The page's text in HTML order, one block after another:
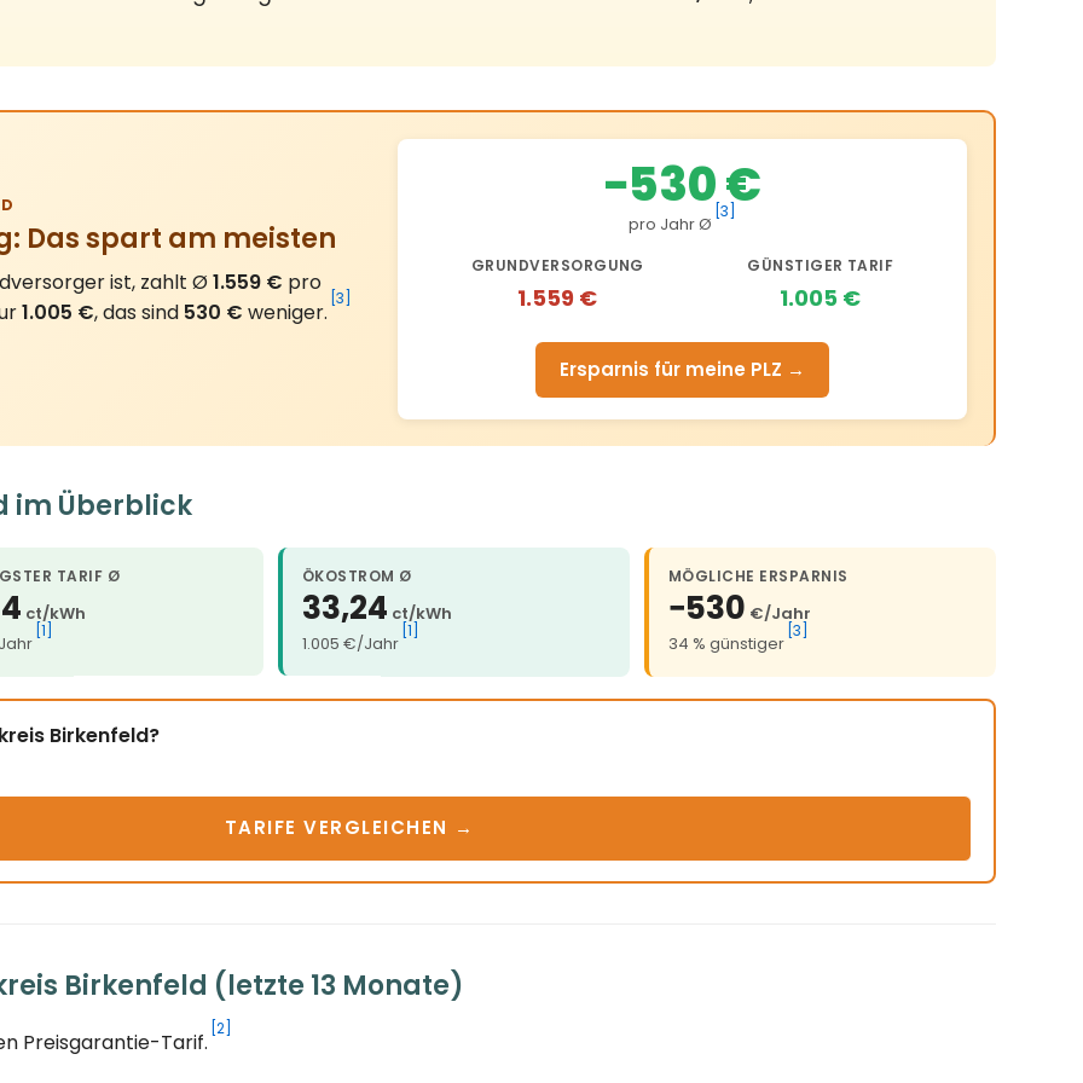
Das spart am meisten
ist, zahlt Ø1.559 € pro
1.005 €, das sind 530 € weniger. [3]
−530 €
pro Jahr Ø
[3]
GRUNDVERSORGUNG
1.559 €
GÜNSTIGER TARIF
1.005 €
Ersparnis für meine PLZ →
im Überblick
TARIF Ø
ct/kWh
[1]
ÖKOSTROM Ø
33,24 ct/kWh
1.005 €/Jahr
[1]
MÖGLICHE ERSPARNIS
−530 €/Jahr
34 % günstiger
[3]
Birkenfeld?
TARIFE VERGLEICHEN →
Birkenfeld (letzte 13 Monate)
Preisgarantie-Tarif. [2]